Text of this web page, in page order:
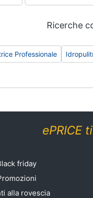
Ricerche
Professionale
ePRICE
friday
alla rovescia